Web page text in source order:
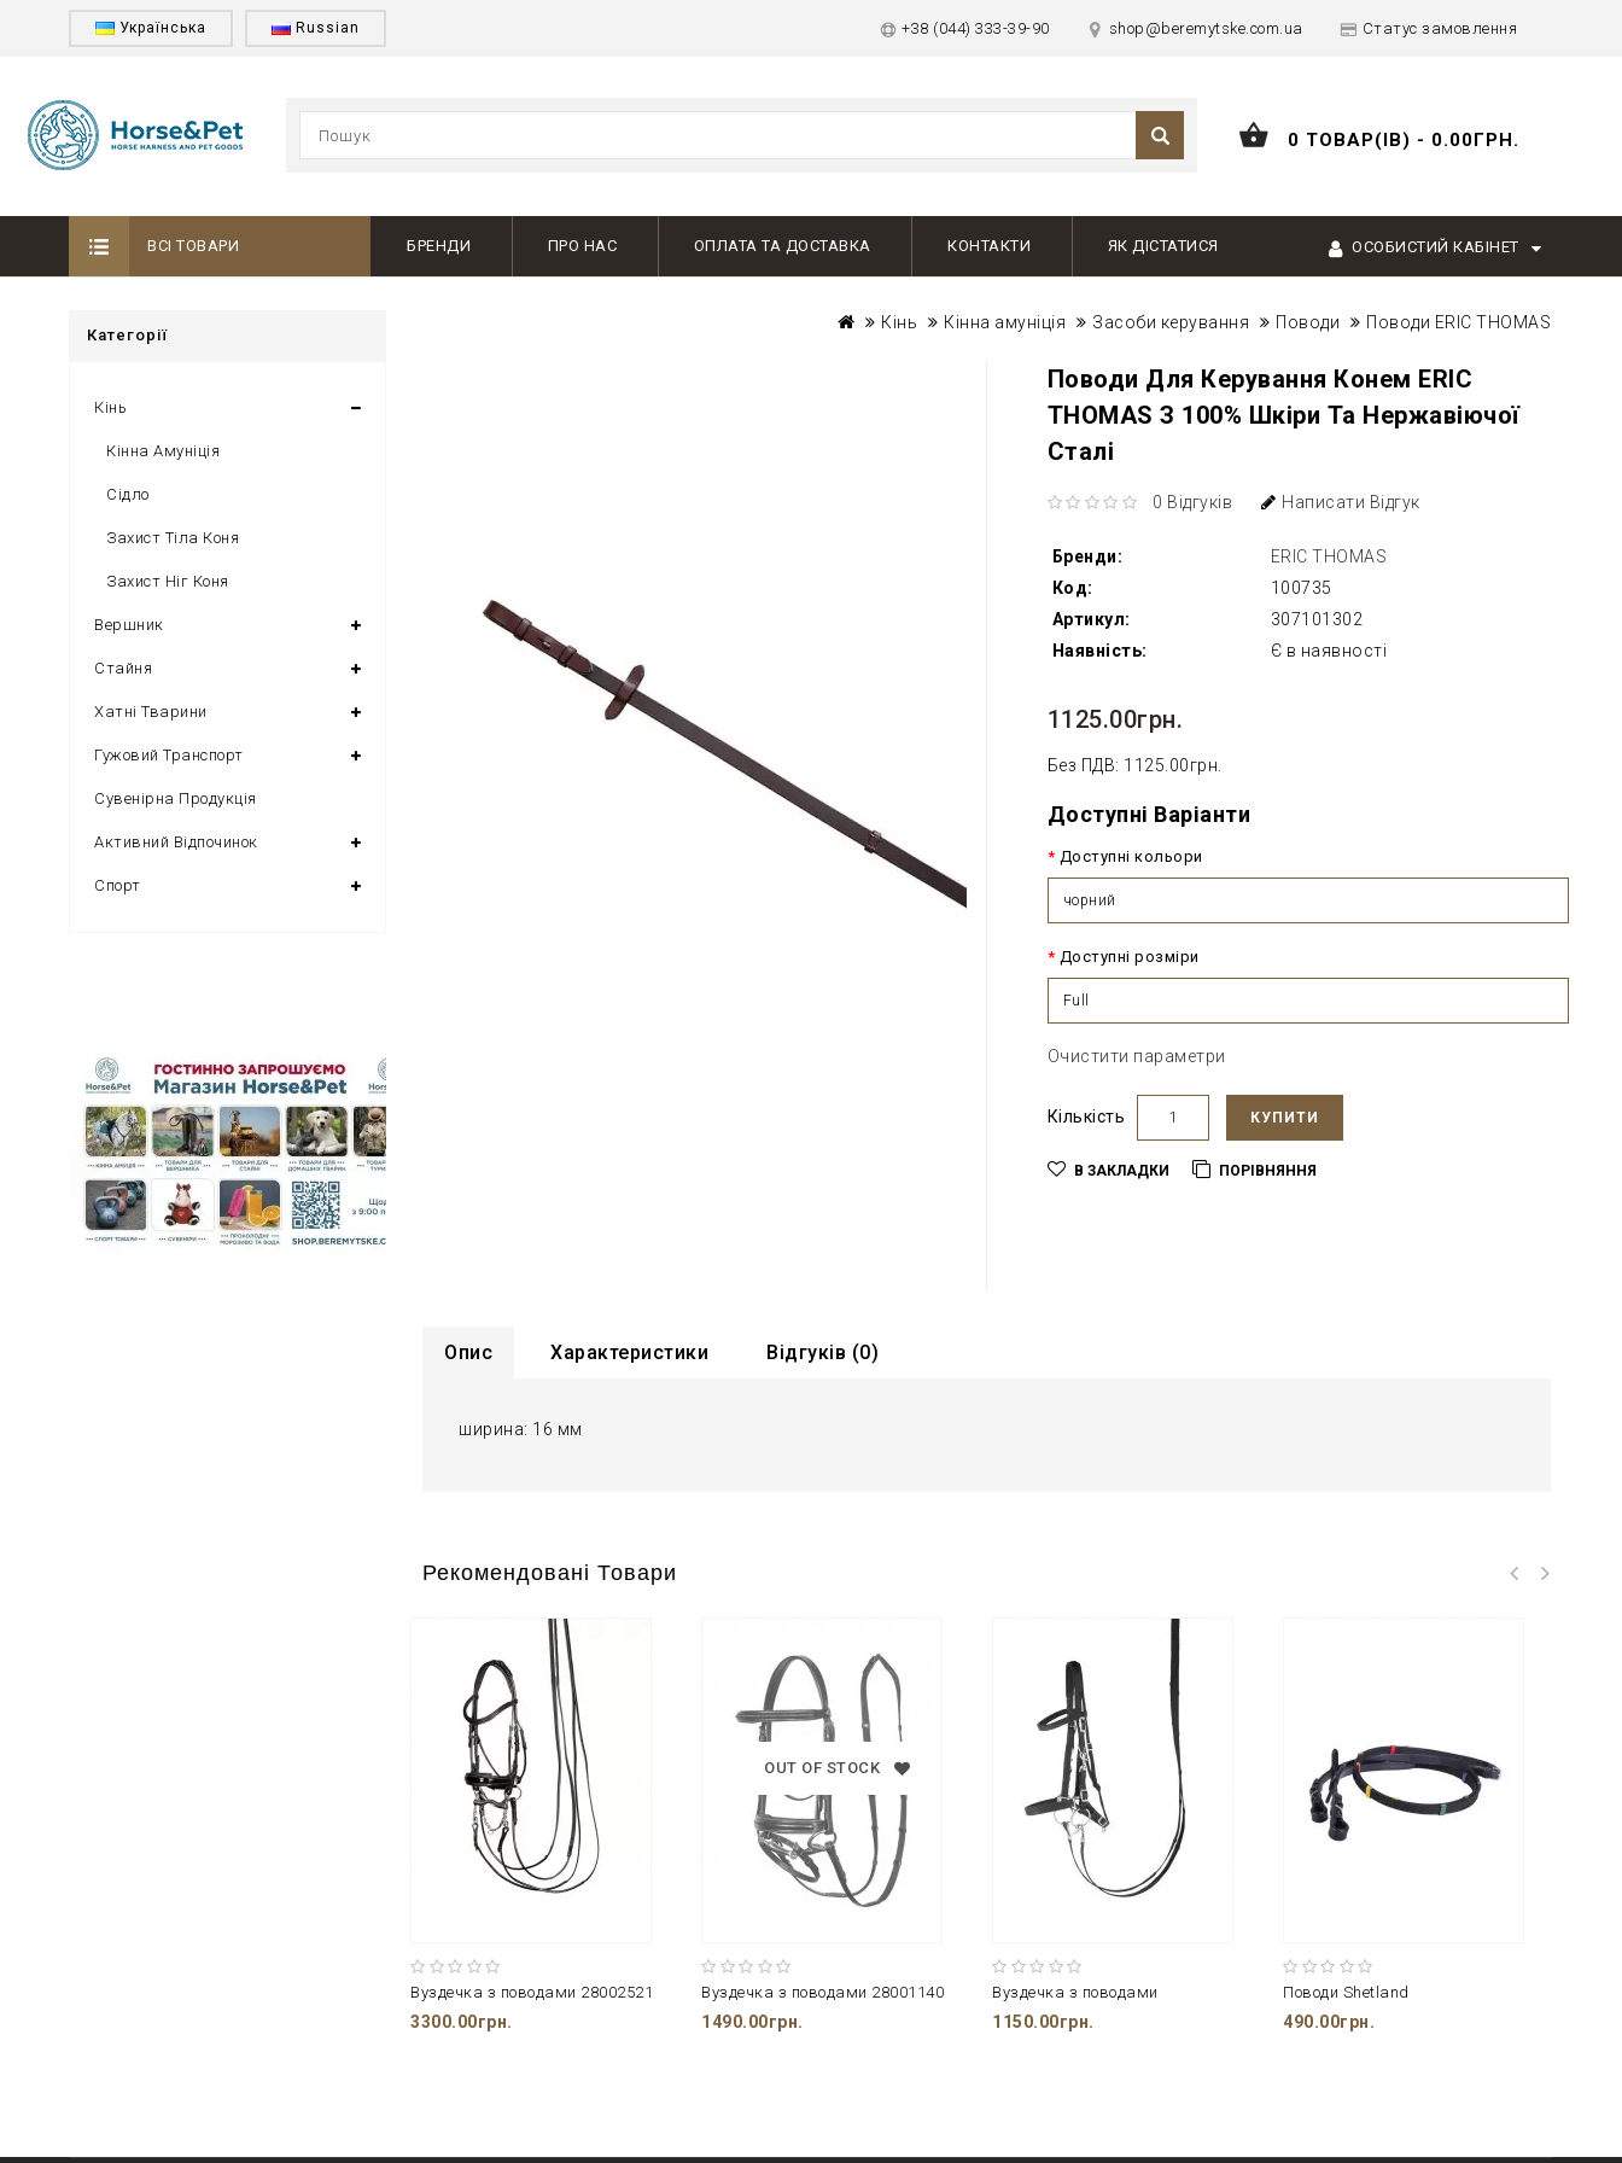
Українська Russian +38 (044) 333-39-90 shop@beremytske.com.ua Статус замовлення
0 ТОВАР(ІВ) - 0.00ГРН.
ВСІ ТОВАРИ БРЕНДИ ПРО НАС ОПЛАТА ТА ДОСТАВКА КОНТАКТИ ЯК ДІСТАТИСЯ ОСОБИСТИЙ КАБІНЕТ
Категорії
Кінь
Кінна Амуніція
Сідло
Захист Тіла Коня
Захист Ніг Коня
Вершник
Стайня
Хатні Тварини
Гужовий Транспорт
Сувенірна Продукція
Активний Відпочинок
Спорт
Кінь Кінна амуніція Засоби керування Поводи Поводи ERIC THOMAS
Поводи Для Керування Конем ERIC
THOMAS З 100% Шкіри Та Нержавіючої
Сталі
0 Відгуків Написати Відгук
Бренди:
ERIC THOMAS
Код:
100735
Артикул:
307101302
Наявність:
Є в наявності
1125.00грн.
Без ПДВ: 1125.00грн.
Доступні Варіанти
Доступні кольори
чорний
Доступні розміри
Full
Очистити параметри
Кількість КУПИТИ
В ЗАКЛАДКИ ПОРІВНЯННЯ
Опис Характеристики Відгуків (0)
ширина: 16 мм
Рекомендовані Товари
Вуздечка з поводами 28002521
3300.00грн.
OUT OF STOCK
Вуздечка з поводами 28001140
1490.00грн.
Вуздечка з поводами
1150.00грн.
Поводи Shetland
490.00грн.